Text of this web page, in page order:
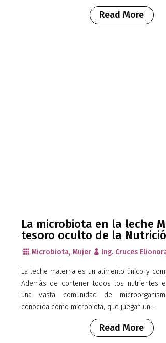
Read More
La microbiota en la leche
tesoro oculto de la
 Microbiota, Mujer  Ing. Cruces
La leche materna es un alimento único y
Además de contener todos los nutrientes
una vasta comunidad de
conocida como microbiota, que juegan un...
Read More